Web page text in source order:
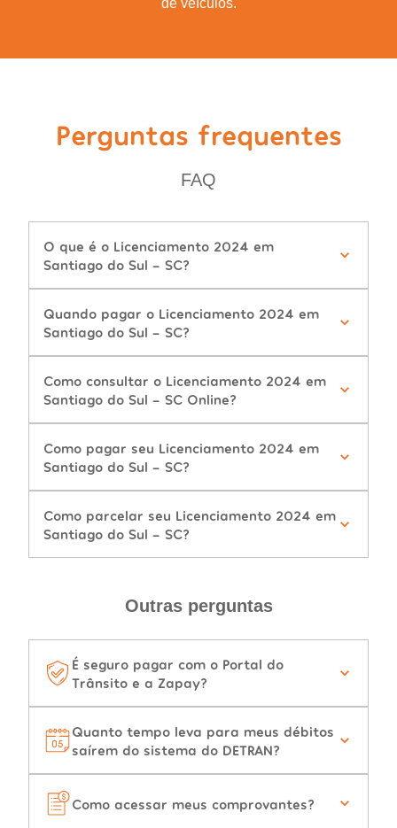
de veículos.
Perguntas frequentes
FAQ
O que é o Licenciamento 2024 em
Santiago do Sul - SC?
Quando pagar o Licenciamento 2024 em
Santiago do Sul - SC?
Como consultar o Licenciamento 2024 em
Santiago do Sul - SC Online?
Como pagar seu Licenciamento 2024 em
Santiago do Sul - SC?
Como parcelar seu Licenciamento 2024 em
Santiago do Sul - SC?
Outras perguntas
É seguro pagar com o Portal do
Trânsito e a Zapay?
Quanto tempo leva para meus débitos
saírem do sistema do DETRAN?
Como acessar meus comprovantes?